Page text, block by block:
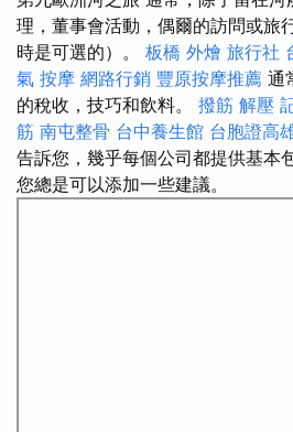
理，董事會活動，偶爾的訪問或旅
時是可選的）。 板橋 外燴 旅行社
氣 按摩 網路行銷 豐原按摩推薦 通
的稅收，技巧和飲料。 撥筋 解壓
筋 南屯整骨 台中養生館 台胞證高
告訴您，幾乎每個公司都提供基本
您總是可以添加一些建議。